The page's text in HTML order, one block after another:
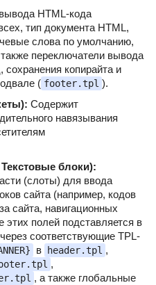
HTML-кода
тип документа HTML,
слова по умолчанию,
переключатели вывода
сохранения копирайта и
( footer.tpl ).
Содержит
навязывания
блоки):
(слоты) для ввода
сайта (например, кодов
сайта, навигационных
полей подставляется в
соответствующие TPL-
в header.tpl ,
,
, а также глобальные